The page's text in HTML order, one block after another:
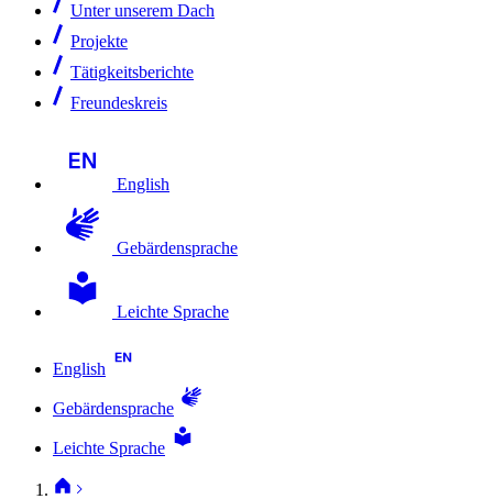
Unter unserem Dach
Projekte
Tätigkeitsberichte
Freundeskreis
English
Gebärdensprache
Leichte Sprache
English
Gebärdensprache
Leichte Sprache